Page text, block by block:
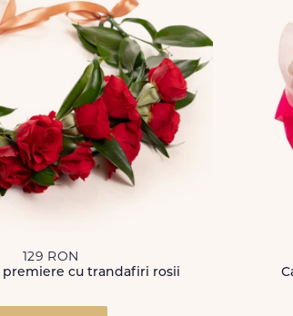
129 RON
premiere cu trandafiri rosii